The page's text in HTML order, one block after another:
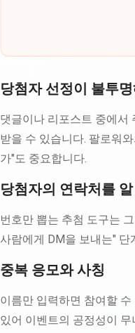
당첨자 선정이 불투
댓글이나 리포스트 중에서
받을 수 있습니다. 팔로워
가"도 중요합니다.
당첨자의 연락처를
번호만 뽑는 추첨 도구는
사람에게 DM을 보내는"
중복 응모와 사칭
이름만 입력하면 참여할
있어 이벤트의 공정성이 무